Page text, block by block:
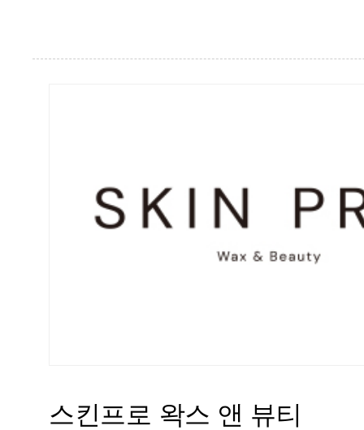
스킨프로 왁스 앤 뷰티